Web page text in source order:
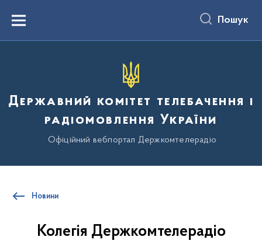
вмістуMenu Пошук
Державний комітет телебачення і
радіомовлення України
Офіційний вебпортал Держкомтелерадіо
Новини
Колегія Держкомтелерадіо